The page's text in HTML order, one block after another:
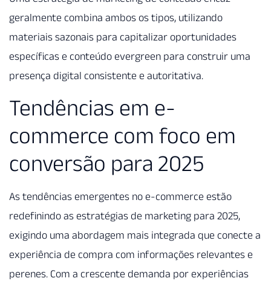
geralmente combina ambos os tipos, utilizando
materiais sazonais para capitalizar oportunidades
específicas e conteúdo evergreen para construir uma
presença digital consistente e autoritativa.
Tendências em e-
commerce com foco em
conversão para 2025
As tendências emergentes no e-commerce estão
redefinindo as estratégias de marketing para 2025,
exigindo uma abordagem mais integrada que conecte a
experiência de compra com informações relevantes e
perenes. Com a crescente demanda por experiências